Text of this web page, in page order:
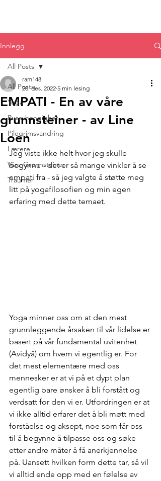
Innlegg
All Posts
Yoga
Rusavhengighet
Pilegrimsvandring
Lærere
Våre Grunnsteiner
Traumer
All Posts
EMPATI - En av våre
grunnsteiner - av Line
Loen
ram148
20. des. 2022 5 min lesing
Jeg viste ikke helt hvor jeg skulle
begynne - det er så mange vinkler å se
empati fra - så jeg valgte å støtte meg
litt på yogafilosofien og min egen
erfaring med dette temaet.
Yoga minner oss om at den mest
grunnleggende årsaken til vår lidelse er
basert på vår fundamental uvitenhet
(Avidyā) om hvem vi egentlig er. For
det mest elementære med oss
mennesker er at vi på et dypt plan
egentlig bare ønsker å bli forstått og
verdsatt for den vi er. Utfordringen er at
vi ikke alltid erfarer det å bli møtt med
forståelse og aksept, noe som får oss
til å begynne å tilpasse oss og søke
etter andre måter å få anerkjennelse
på. Uansett hvilken form dette tar, så vil
vi alltid ende opp med en følelse av